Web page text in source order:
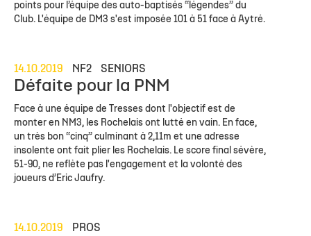
points pour l’équipe des auto-baptisés “légendes” du
Club. L'équipe de DM3 s'est imposée 101 à 51 face à Aytré.
14.10.2019 NF2 SENIORS
Défaite pour la PNM
Face à une équipe de Tresses dont l'objectif est de
monter en NM3, les Rochelais ont lutté en vain. En face,
un très bon “cinq” culminant à 2,11m et une adresse
insolente ont fait plier les Rochelais. Le score final sévère,
51-90, ne reflète pas l'engagement et la volonté des
joueurs d’Eric Jaufry.
14.10.2019 PROS